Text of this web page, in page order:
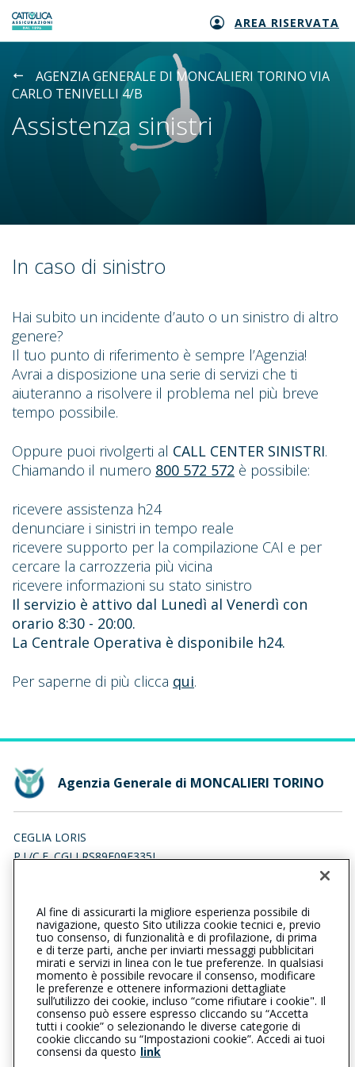
Generali logo AREA RISERVATA
AGENZIA GENERALE DI MONCALIERI TORINO VIA
CARLO TENIVELLI 4/B
Assistenza sinistri
In caso di sinistro
Hai subito un incidente d’auto o un sinistro di altro
genere?
Il tuo punto di riferimento è sempre l’Agenzia!
Avrai a disposizione una serie di servizi che ti
aiuteranno a risolvere il problema nel più breve
tempo possibile.
Oppure puoi rivolgerti al CALL CENTER SINISTRI.
Chiamando il numero 800 572 572 è possibile:
ricevere assistenza h24
denunciare i sinistri in tempo reale
ricevere supporto per la compilazione CAI e per
cercare la carrozzeria più vicina
ricevere informazioni su stato sinistro
Il servizio è attivo dal Lunedì al Venerdì con
orario 8:30 - 20:00.
La Centrale Operativa è disponibile h24.
Per saperne di più clicca qui.
Agenzia Generale di MONCALIERI TORINO
CEGLIA LORIS
P.I./C.F. CGLLRS89E09F335I
0113810067 0113810069
moncalieritorino@cattolica.it
ceglialoris@lamiapec.it
L’intermediario è soggetto al controllo dell’IVASS. Consulta il
Registro RUI al seguentelink
Al fine di assicurarti la migliore esperienza possibile di
navigazione, questo Sito utilizza cookie tecnici e, previo
tuo consenso, di funzionalità e di profilazione, di prima
e di terze parti, anche per inviarti messaggi pubblicitari
mirati e servizi in linea con le tue preferenze. In qualsiasi
momento è possibile revocare il consenso, modificare
le preferenze e ottenere informazioni dettagliate
sull’utilizzo dei cookie, incluso “come rifiutare i cookie". Il
consenso può essere espresso cliccando su “Accetta
tutti i cookie” o selezionando le diverse categorie di
cookie cliccando su “Impostazioni cookie”. Accedi ai tuoi
consensi da questo link